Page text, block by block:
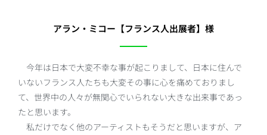
アラン・ミコー【フランス人出展者】様
今年は日本で大変不幸な事が起こりまして、日本に住んで
いないフランス人たちも大変その事に心を痛めておりまし
て、世界中の人々が無関心でいられない大きな出来事であっ
たと思います。
私だけでなく他のアーティストもそうだと思いますが、ア